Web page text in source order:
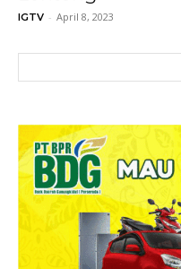
IGTV - April 8, 2023